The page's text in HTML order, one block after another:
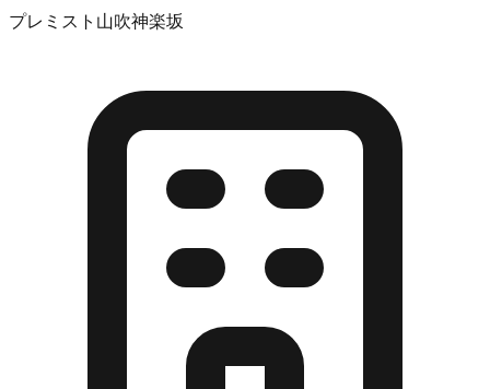
プレミスト山吹神楽坂